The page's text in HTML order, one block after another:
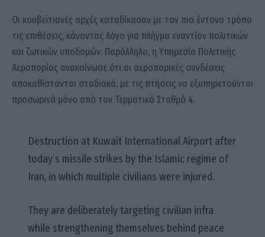
Οι κουβεϊτιανές αρχές καταδίκασαν με τον πιο έντονο τρόπο
τις επιθέσεις, κάνοντας λόγο για πλήγμα εναντίον πολιτικών
και ζωτικών υποδομών. Παράλληλα, η Υπηρεσία Πολιτικής
Αεροπορίας ανακοίνωσε ότι οι αεροπορικές συνδέσεις
αποκαθίστανται σταδιακά, με τις πτήσεις να εξυπηρετούνται
προσωρινά μόνο από τον Τερματικό Σταθμό 4.
Destruction at Kuwait International Airport after
today’s missile strikes by the Islamic regime of
Iran, in which multiple civilians were injured.
They are deliberately targeting civilian infra
while strengthening themselves behind peace